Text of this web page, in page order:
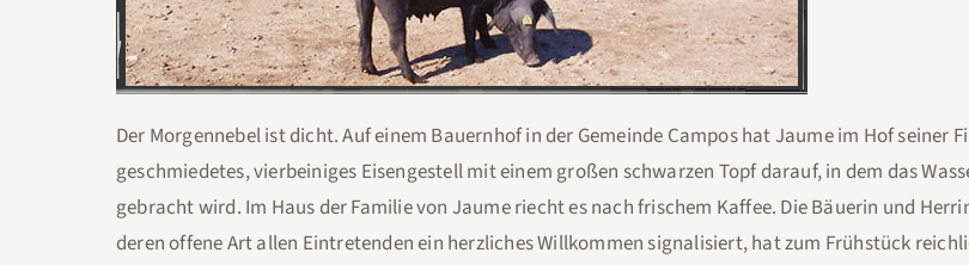
Der Morgennebel ist dicht. Auf einem Bauernhof in der Gemeinde Campos hat Jaume im Hof
geschmiedetes, vierbeiniges Eisengestell mit einem großen schwarzen Topf darauf, in dem das
gebracht wird. Im Haus der Familie von Jaume riecht es nach frischem Kaffee. Die Bäuerin und
deren offene Art allen Eintretenden ein herzliches Willkommen signalisiert, hat zum Frühstück